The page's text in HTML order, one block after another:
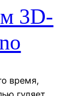
3D-
время,